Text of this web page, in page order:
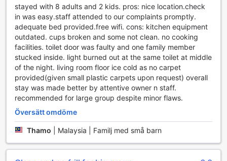
sovrum, perfekt för familjer eller grupper som söker en
avkopplande tillflyktsort i de vackra Cameron Highlands.
Varje sovrum är utrustat med mjuka, högkvalitativa
sänglinne som garanterar en god natts sömn, så att du kan
vakna utvilad och redo att utforska den omgivande
naturen.
För att göra din vistelse ännu mer bekväm finns en modern
TV i lägenheten, där du kan njuta av dina favoritprogram
och filmer efter en dag av äventyr. Oavsett om du vill
koppla av med en filmkväll eller följa med på de senaste
nyheterna, har denna lägenhet allt du behöver för att
känna dig som hemma. Med dessa bekvämligheter i en så
rymlig och vacker miljö, är Lägenhet på 1000 m² i
Brinchang den perfekta basen för att upptäcka allt som
Cameron Highlands har att erbjuda.
stayed with 8 adults and 2 kids. pros: nice location.check
in was easy.staff attended to our complaints promptly.
adequate bed provided.free wifi. cons: kitchen equipment
outdated. cups broken and some not clean. no cooking
facilities. toilet door was faulty and one family member
stucked inside. light burned out at the same toilet at middle
of the night. living room floor ice cold as no carpet
provided(given small plastic carpets upon request) overall
stay was made better by attentive owner n staff.
recommended for large group despite minor flaws.
Översätt omdöme
Thamo Malaysia | Familj med små barn